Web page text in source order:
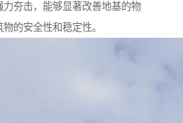
夯击，能够显著改善地基的物
的安全性和稳定性。